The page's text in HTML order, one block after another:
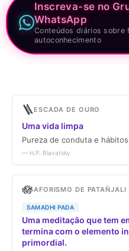
Inscreva-se no
WhatsApp
Conteúdos diários
autoconhecimento